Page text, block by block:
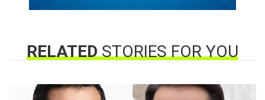
RELATEDSTORIES FOR YOU